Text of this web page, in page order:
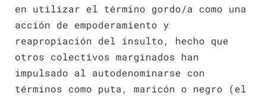
en utilizar el término gordo/a como una
acción de empoderamiento y
reapropiación del insulto, hecho que
otros colectivos marginados han
impulsado al autodenominarse con
términos como puta, maricón o negro (el